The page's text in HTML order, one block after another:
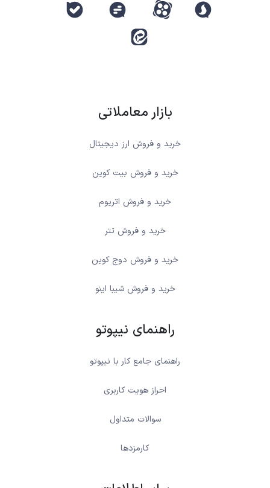
بازار معاملاتی
خرید و فروش ارز دیجیتال
خرید و فروش بیت کوین
خرید و فروش اتریوم
خرید و فروش تتر
خرید و فروش دوج کوین
خرید و فروش شیبا اینو
راهنمای نیپوتو
راهنمای جامع کار با نیپوتو
احراز هویت کاربری
سوالات متداول
کارمزدها